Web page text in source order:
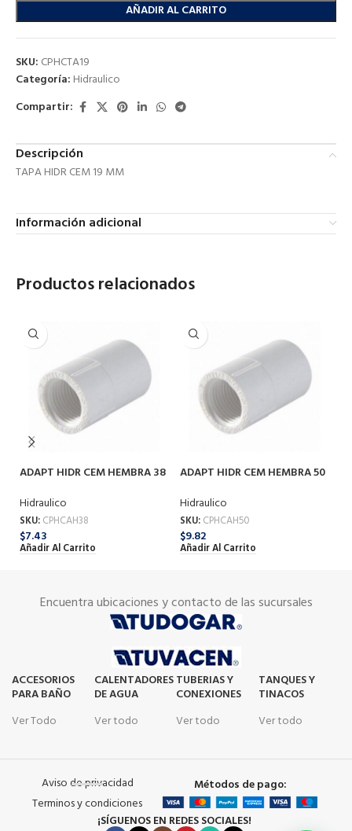
AÑADIR AL CARRITO
SKU: CPHCTA19
Categoría: Hidraulico
Compartir:
Descripción
TAPA HIDR CEM 19 MM
Información adicional
Productos relacionados
ADAPT HIDR CEM HEMBRA 38
Hidraulico
SKU: CPHCAH38
$7.43
Añadir Al Carrito
ADAPT HIDR CEM HEMBRA 50
Hidraulico
SKU: CPHCAH50
$9.82
Añadir Al Carrito
Encuentra ubicaciones y contacto de las sucursales
ACCESORIOS
PARA BAÑO
Ver Todo
CALENTADORES
DE AGUA
Ver todo
TUBERIAS Y
CONEXIONES
Ver todo
TANQUES Y
TINACOS
Ver todo
Aviso de privacidad
Terminos y condiciones
Métodos de pago:
¡SÍGUENOS EN REDES SOCIALES!